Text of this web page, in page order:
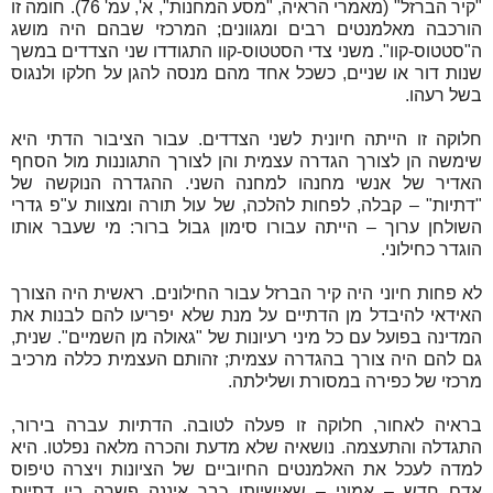
"קיר הברזל" (מאמרי הראיה, "מסע המחנות", א', עמ' 76). חומה זו
הורכבה מאלמנטים רבים ומגוונים; המרכזי שבהם היה מושג
ה"סטטוס-קוו". משני צדי הסטטוס-קוו התגודדו שני הצדדים במשך
שנות דור או שניים, כשכל אחד מהם מנסה להגן על חלקו ולנגוס
בשל רעהו.
חלוקה זו הייתה חיונית לשני הצדדים. עבור הציבור הדתי היא
שימשה הן לצורך הגדרה עצמית והן לצורך התגוננות מול הסחף
האדיר של אנשי מחנהו למחנה השני. ההגדרה הנוקשה של
"דתיות" – קבלה, לפחות להלכה, של עול תורה ומצוות ע"פ גדרי
השולחן ערוך – הייתה עבורו סימון גבול ברור: מי שעבר אותו
הוגדר כחילוני.
לא פחות חיוני היה קיר הברזל עבור החילונים. ראשית היה הצורך
האידאי להיבדל מן הדתיים על מנת שלא יפריעו להם לבנות את
המדינה בפועל עם כל מיני רעיונות של "גאולה מן השמיים". שנית,
גם להם היה צורך בהגדרה עצמית; זהותם העצמית כללה מרכיב
מרכזי של כפירה במסורת ושלילתה.
בראיה לאחור, חלוקה זו פעלה לטובה. הדתיות עברה בירור,
התגדלה והתעצמה. נושאיה שלא מדעת והכרה מלאה נפלטו. היא
למדה לעכל את האלמנטים החיוביים של הציונות ויצרה טיפוס